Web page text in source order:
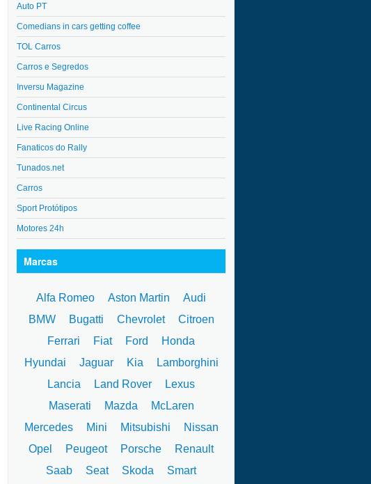
Auto PT
Comedians in cars getting coffee
TOL Carros
Carros e Segredos
Inversu Magazine
Continental Circus
Live Racing Online
Fanaticos do Rally
Tunados.net
Carros
Sport Protótipos
Motores 24h
Marcas
Alfa Romeo Aston Martin
Audi
BMW
Bugatti Chevrolet
Citroen
Ferrari
Fiat Ford
Honda
Hyundai
Jaguar Kia
Lamborghini
Lancia
Land Rover
Lexus
Maserati
Mazda
McLaren
Mercedes
Mini Mitsubishi
Nissan
Opel
Peugeot Porsche
Renault
Saab
Seat Skoda Smart